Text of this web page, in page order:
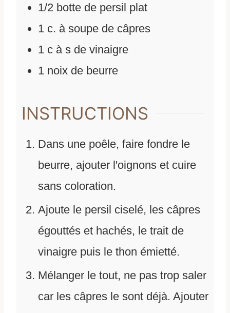
1/2 botte de persil plat
1 c. à soupe de câpres
1 c à s de vinaigre
1 noix de beurre
INSTRUCTIONS
Dans une poêle, faire fondre le
beurre, ajouter l'oignons et cuire
sans coloration.
Ajoute le persil ciselé, les câpres
égouttés et hachés, le trait de
vinaigre puis le thon émietté.
Mélanger le tout, ne pas trop saler
car les câpres le sont déjà. Ajouter